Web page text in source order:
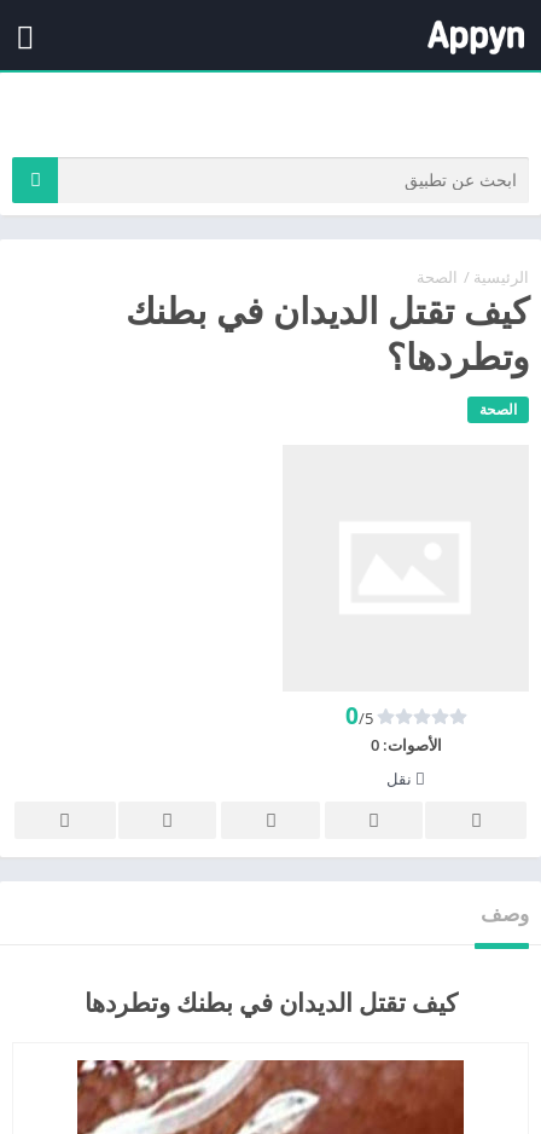
الرئيسية / الصحة
كيف تقتل الديدان في بطنك
وتطردها؟
الصحة
0/5
الأصوات:0
نقل
وصف
كيف تقتل الديدان في بطنك وتطردها